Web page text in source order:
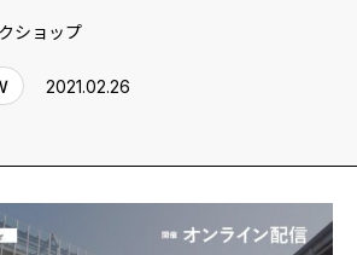
ショップ
2021.02.26